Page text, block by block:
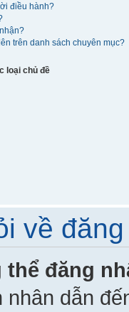
điều hành?
trên danh sách chuyên mục?
loại chủ đề
về
thể đăng
nhân dẫn